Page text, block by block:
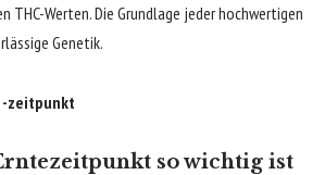
Werten. Die Grundlage jeder hochwertigen
Genetik.
-zeitpunkt
so wichtig ist